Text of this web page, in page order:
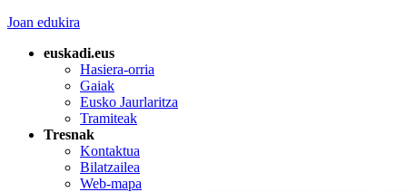
Joan edukira
euskadi.eus
Hasiera-orria
Gaiak
Eusko Jaurlaritza
Tramiteak
Tresnak
Kontaktua
Bilatzailea
Web-mapa